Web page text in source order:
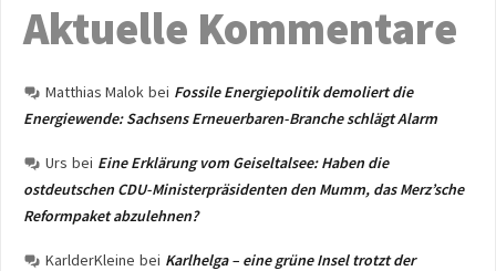
Aktuelle Kommentare
Matthias Malok bei Fossile Energiepolitik demoliert die
Energiewende: Sachsens Erneuerbaren-Branche schlägt Alarm
Urs bei Eine Erklärung vom Geiseltalsee: Haben die
ostdeutschen CDU-Ministerpräsidenten den Mumm, das Merz’sche
Reformpaket abzulehnen?
KarlderKleine bei Karlhelga – eine grüne Insel trotzt der